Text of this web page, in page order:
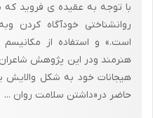
با توجه به عقیده ی فروید که
روانشناختی خودآگاه کردن
است.» و استفاده از
هنرمند ودر این پژوهش
هیجانات خود به شکل والایش
حاضر در«داشتن سلامت روان ...